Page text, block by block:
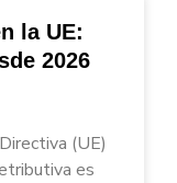
la UE:
2026
(UE)
es